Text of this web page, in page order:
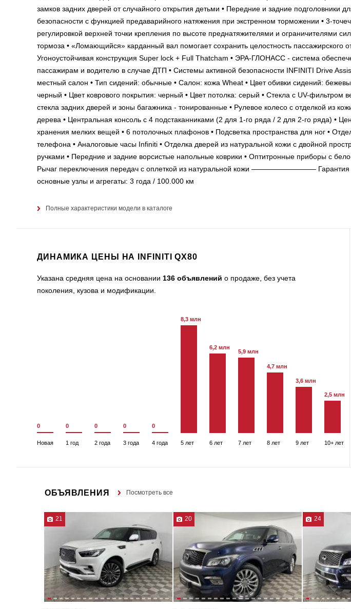
замков задних дверей от случайного открытия детьми • Передние и задние подголовники
безопасности с функцией предаварийного натяжения при экстренном торможении • 3-
регулировкой верхней точки крепления по высоте преднатяжителями и ограничителями
тормоза • «Ломающийся» карданный вал помогает сохранить целостность пассажирского
Угоноустойчивая конструкция Super lock + Full Thatcham • ЭРА-ГЛОНАСС - система
пассажирам и водителю в случае ДТП • Системы активной безопасности INFINITI
местный салон • Тип сидений: обычные • Салон: кожа Wheat • Цвет обивки сидений:
черный • Цвет коврового покрытия: черный • Цвет потолка: серый • Стекла с UV-фильтром
стекла задних дверей и зоны багажника - тонированные • Рулевое колесо с отделкой из
дерева • Центральная консоль с 4 подстаканниками (2 для 1-го ряда / 2 для 2-го ряда) •
хранения мелких вещей • 6 потолочных плафонов • Подсветка пространства для ног •
телефона • Аналоговые часы Infiniti • Отделка дверей из натуральной кожи с двойной
ручками • Передние и задние ворсистые напольные коврики • Оптитронные приборы с
Рычаг переключения передач с оплеткой из натуральной кожи —————————
основные узлы и агрегаты: 3 года / 100.000 км
Полные характеристики модели в каталоге
ДИНАМИКА ЦЕНЫ НА INFINITI QX80
Указана средняя цена на основании 136 объявлений о продаже, без учета
поколения, кузова и модификации.
0
Новая
0
1 год
0
2 года
0
3 года
0
4 года
8,3 млн
5 лет
6,2 млн
6 лет
5,9 млн
7 лет
4,7 млн
8 лет
3,6 млн
9 лет
2,5 млн
10+ лет
ОБЪЯВЛЕНИЯ Посмотреть все
21 20 24